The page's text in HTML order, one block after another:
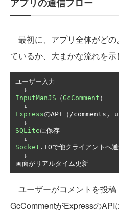
最初に、アプリ全体がど
ているか、大まかな流れを示
ユーザー入力
↓
InputManJS （GcComment ）
↓
ExpressのAPI （/comments ,
↓
SQLiteに保存
↓
Socket . IOで他クライアントへ
↓
画面がリアルタイム更新
ユーザーがコメントを投稿
GcCommentがExpressの